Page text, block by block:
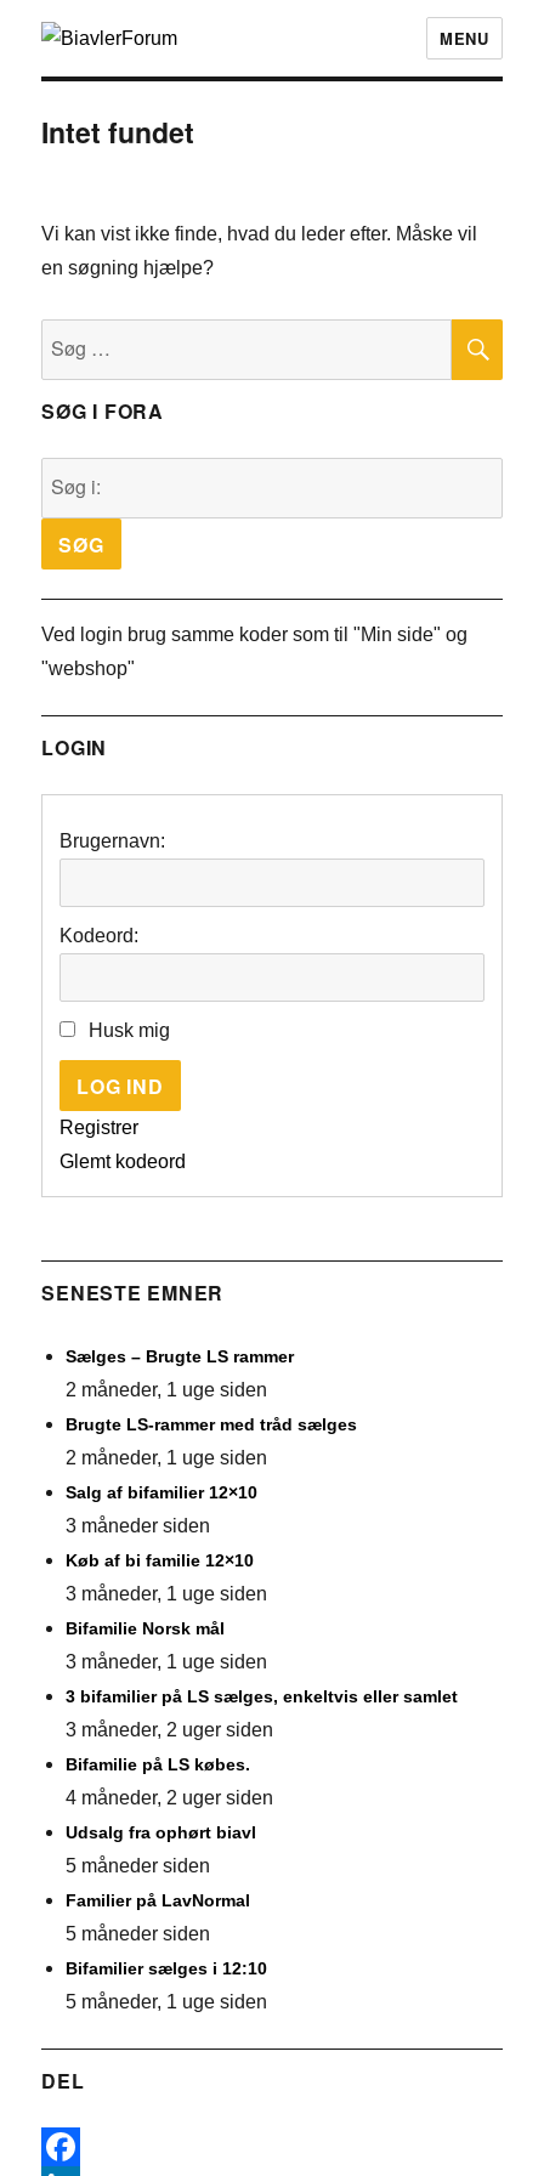
MENU
Intet fundet
Vi kan vist ikke finde, hvad du leder efter. Måske vil
en søgning hjælpe?
SØG I FORA
Ved login brug samme koder som til "Min side" og
"webshop"
LOGIN
Brugernavn:
Kodeord:
Husk mig
LOG IND
Registrer
Glemt kodeord
SENESTE EMNER
Sælges – Brugte LS rammer
2 måneder, 1 uge siden
Brugte LS-rammer med tråd sælges
2 måneder, 1 uge siden
Salg af bifamilier 12×10
3 måneder siden
Køb af bi familie 12×10
3 måneder, 1 uge siden
Bifamilie Norsk mål
3 måneder, 1 uge siden
3 bifamilier på LS sælges, enkeltvis eller samlet
3 måneder, 2 uger siden
Bifamilie på LS købes.
4 måneder, 2 uger siden
Udsalg fra ophørt biavl
5 måneder siden
Familier på LavNormal
5 måneder siden
Bifamilier sælges i 12:10
5 måneder, 1 uge siden
DEL